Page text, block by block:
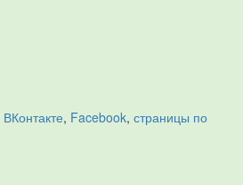
ВКонтакте, Facebook, страницы по